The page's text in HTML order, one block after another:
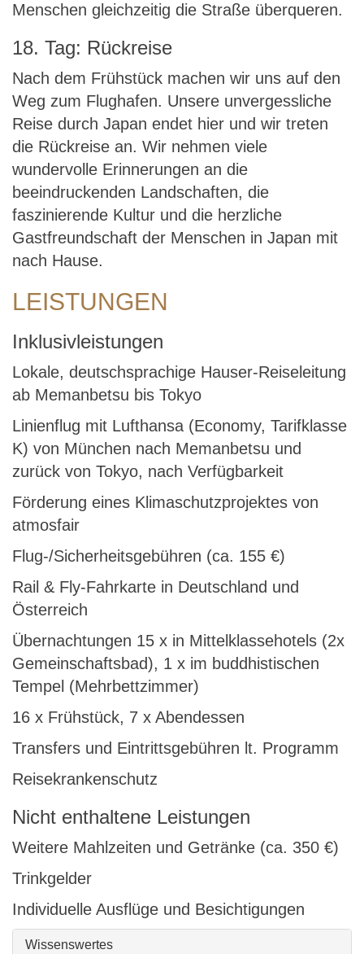
Menschen gleichzeitig die Straße überqueren.
18. Tag: Rückreise
Nach dem Frühstück machen wir uns auf den
Weg zum Flughafen. Unsere unvergessliche
Reise durch Japan endet hier und wir treten
die Rückreise an. Wir nehmen viele
wundervolle Erinnerungen an die
beeindruckenden Landschaften, die
faszinierende Kultur und die herzliche
Gastfreundschaft der Menschen in Japan mit
nach Hause.
LEISTUNGEN
Inklusivleistungen
Lokale, deutschsprachige Hauser-Reiseleitung
ab Memanbetsu bis Tokyo
Linienflug mit Lufthansa (Economy, Tarifklasse
K) von München nach Memanbetsu und
zurück von Tokyo, nach Verfügbarkeit
Förderung eines Klimaschutzprojektes von
atmosfair
Flug-/Sicherheitsgebühren (ca. 155 €)
Rail & Fly-Fahrkarte in Deutschland und
Österreich
Übernachtungen 15 x in Mittelklassehotels (2x
Gemeinschaftsbad), 1 x im buddhistischen
Tempel (Mehrbettzimmer)
16 x Frühstück, 7 x Abendessen
Transfers und Eintrittsgebühren lt. Programm
Reisekrankenschutz
Nicht enthaltene Leistungen
Weitere Mahlzeiten und Getränke (ca. 350 €)
Trinkgelder
Individuelle Ausflüge und Besichtigungen
Wissenswertes